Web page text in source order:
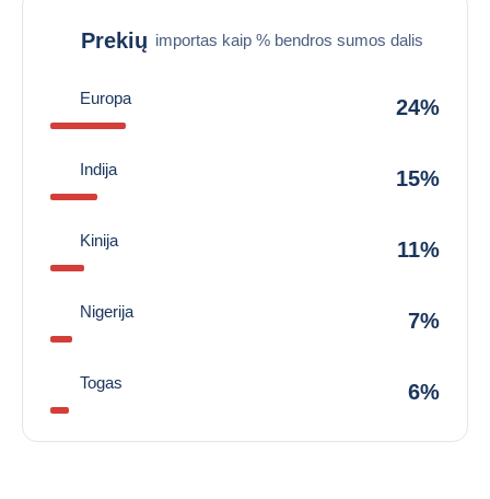
Prekių importas kaip % bendros sumos dalis
Europa 24%
Indija 15%
Kinija 11%
Nigerija 7%
Togas 6%